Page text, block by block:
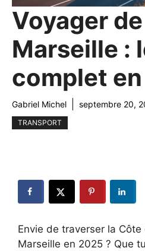
Voyager
Marseille :
complet
Gabriel Michel septembre 20,
TRANSPORT
Envie de traverser la Côte
Marseille en 2025 ? Que